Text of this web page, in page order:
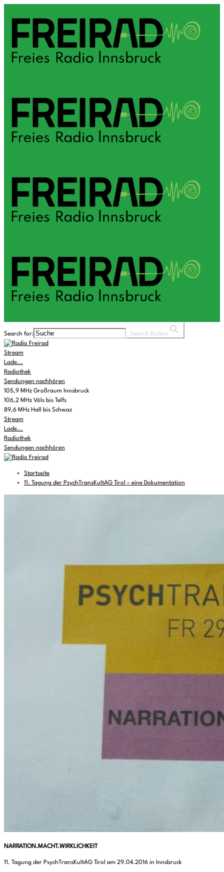
Search for: Search Button
Stream
Lade...
Radiothek
Sendungen nachhören
105,9 MHz Großraum Innsbruck
106,2 MHz Völs bis Telfs
89,6 MHz Hall bis Schwaz
Stream
Lade...
Radiothek
Sendungen nachhören
Startseite
11. Tagung der PsychTransKultAG Tirol – eine Dokumentation
NARRATION.MACHT.WIRKLICHKEIT
11. Tagung der PsychTransKultAG Tirol am 29.04.2016 in Innsbruck